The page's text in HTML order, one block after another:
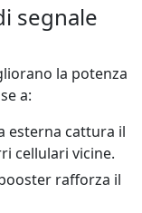
segnale
la potenza
a:
esterna cattura il
cellulari vicine.
rafforza il